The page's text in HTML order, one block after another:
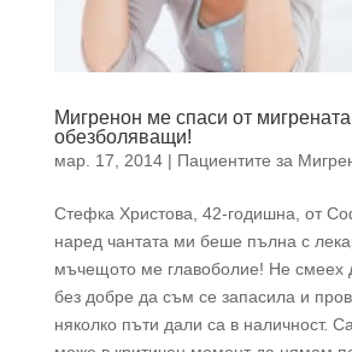
Мигренон ме спаси от
обезболяващи!
мар. 17, 2014| Пациентите за
Стефка Христова, 42-годишна, от
наред чантата ми беше пълна с
мъчещото ме главоболие! Не смеех
без добре да съм се запасила и
няколко пъти дали са в наличност.